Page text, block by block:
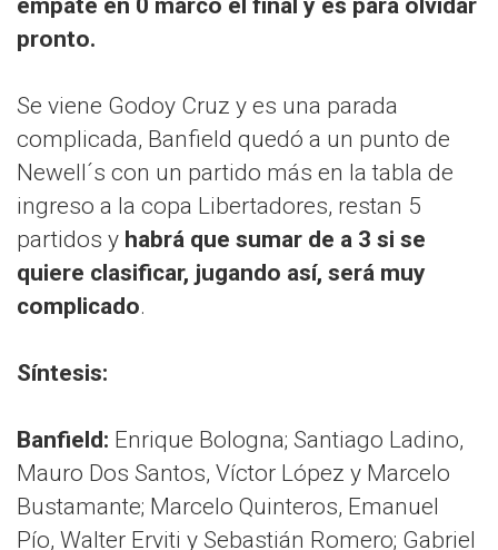
pronto.
Se viene Godoy Cruz y es una parada
complicada, Banfield quedó a un punto de
Newell´s con un partido más en la tabla de
ingreso a la copa Libertadores, restan 5
partidos y habrá que sumar de a 3 si se
quiere clasificar, jugando así, será muy
complicado.
Síntesis:
Banfield: Enrique Bologna; Santiago Ladino,
Mauro Dos Santos, Víctor López y Marcelo
Bustamante; Marcelo Quinteros, Emanuel
Pío, Walter Erviti y Sebastián Romero; Gabriel